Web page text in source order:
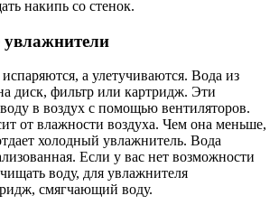
накипь со стенок.
а улетучиваются. Вода из
диск, фильтр или картридж. Эти
в воздух с помощью вентиляторов.
от влажности воздуха. Чем она меньше,
холодный увлажнитель. Вода
Если у вас нет возможности
воду, для увлажнителя
смягчающий воду.